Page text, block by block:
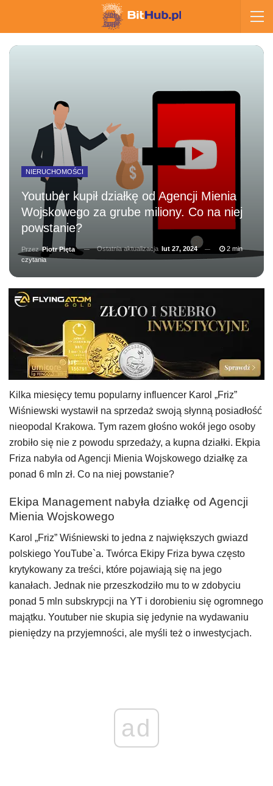
NIERUCHOMOŚCI
Youtuber kupił działkę od Agencji Mienia
Wojskowego za grube miliony. Co na niej
powstanie?
PrzezPiotr Pięta Ostatnia aktualizacja lut 27, 2024
2 min
czytania
Kilka miesięcy temu popularny influencer Karol „Friz”
Wiśniewski wystawił na sprzedaż swoją słynną posiadłość
nieopodal Krakowa. Tym razem głośno wokół jego osoby
zrobiło się nie z powodu sprzedaży, a kupna działki. Ekpia
Friza nabyła od Agencji Mienia Wojskowego działkę za
ponad 6 mln zł. Co na niej powstanie?
Ekipa Management nabyła działkę od Agencji
Mienia Wojskowego
Karol „Friz” Wiśniewski to jedna z największych gwiazd
polskiego YouTube`a. Twórca Ekipy Friza bywa często
krytykowany za treści, które pojawiają się na jego
kanałach. Jednak nie przeszkodziło mu to w zdobyciu
ponad 5 mln subskrypcji na YT i dorobieniu się ogromnego
majątku. Youtuber nie skupia się jedynie na wydawaniu
pieniędzy na przyjemności, ale myśli też o inwestycjach.
ad